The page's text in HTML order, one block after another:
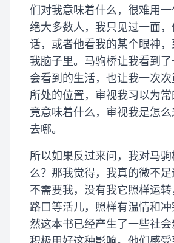
们对我意味着什么，很难用一
绝大多数人，我只见过一面
话，或者他看我的某个眼神
我脑子里。马驹桥让我看到
会看到的生活，也让我一次
所处的位置，审视我习以为
竟意味着什么，审视我是怎
去哪。
所以如果反过来问，我对马
么？那我觉得，我真的微不
不需要我，没有我它照样运
路口等活儿，照样有温情和
然这本书已经产生了一些社